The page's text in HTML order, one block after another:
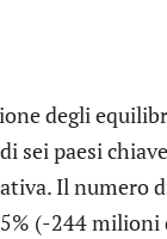
degli
sei paesi
Il numero
(-244